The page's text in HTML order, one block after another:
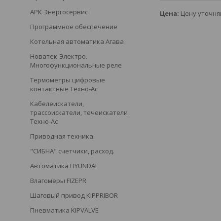
Цена: Цену
АРК Энергосервис
Программное обеспечение
Котельная автоматика Агава
Новатек-Электро.
Многофункциональные реле
Термометры цифровые
контактные Техно-Ас
Кабелеискатели,
трассоискатели, течеискатели
Техно-Ас
Приводная техника
"СИБНА" счетчики, расход.
Автоматика HYUNDAI
Влагомеры FIZEPR
Шаговый привод KIPPRIBOR
Пневматика KIPVALVE